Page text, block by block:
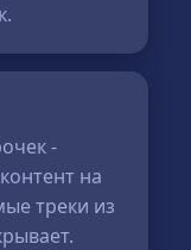
-
на
треки из